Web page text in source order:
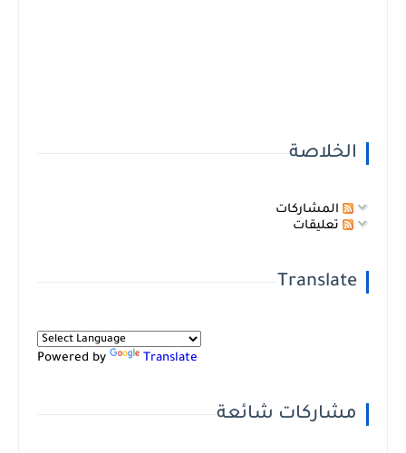
الخلاصة
المشاركات
تعليقات
Translate
Powered by Translate
مشاركات شائعة